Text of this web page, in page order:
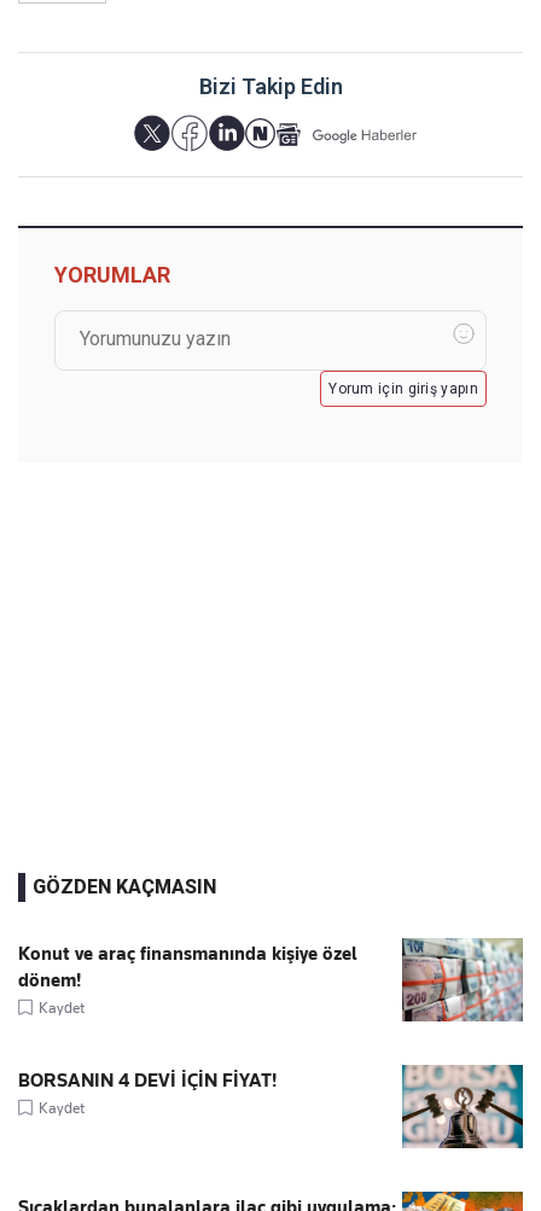
Bizi Takip Edin
YORUMLAR
Yorum için giriş yapın
GÖZDEN KAÇMASIN
Konut ve araç finansmanında kişiye özel
dönem!
Kaydet
BORSANIN 4 DEVİ İÇİN FİYAT!
Kaydet